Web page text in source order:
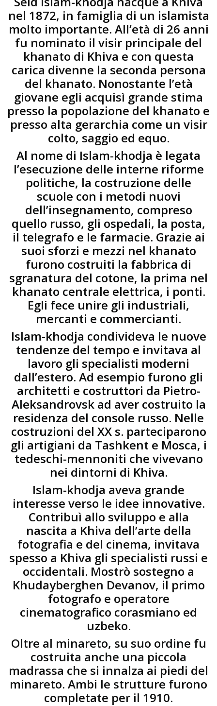
nel 1872, in famiglia di un islamista
molto importante. All’età di 26 anni
fu nominato il visir principale del
khanato di Khiva e con questa
carica divenne la seconda persona
del khanato. Nonostante l’età
giovane egli acquisì grande stima
presso la popolazione del khanato e
presso alta gerarchia come un visir
colto, saggio ed equo.
Al nome di Islam-khodja è legata
l’esecuzione delle interne riforme
politiche, la costruzione delle
scuole con i metodi nuovi
dell’insegnamento, compreso
quello russo, gli ospedali, la posta,
il telegrafo e le farmacie. Grazie ai
suoi sforzi e mezzi nel khanato
furono costruiti la fabbrica di
sgranatura del cotone, la prima nel
khanato centrale elettrica, i ponti.
Egli fece unire gli industriali,
mercanti e commercianti.
Islam-khodja condivideva le nuove
tendenze del tempo e invitava al
lavoro gli specialisti moderni
dall’estero. Ad esempio furono gli
architetti e costruttori da Pietro-
Aleksandrovsk ad aver costruito la
residenza del console russo. Nelle
costruzioni del XX s. parteciparono
gli artigiani da Tashkent e Mosca, i
tedeschi-mennoniti che vivevano
nei dintorni di Khiva.
Islam-khodja aveva grande
interesse verso le idee innovative.
Contribuì allo sviluppo e alla
nascita a Khiva dell’arte della
fotografia e del cinema, invitava
spesso a Khiva gli specialisti russi e
occidentali. Mostrò sostegno a
Khudayberghen Devanov, il primo
fotografo e operatore
cinematografico corasmiano ed
uzbeko.
Oltre al minareto, su suo ordine fu
costruita anche una piccola
madrassa che si innalza ai piedi del
minareto. Ambi le strutture furono
completate per il 1910.